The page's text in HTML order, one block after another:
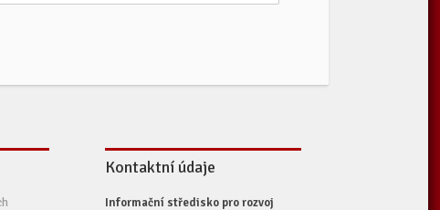
Kontaktní údaje
Informační středisko pro rozvoj